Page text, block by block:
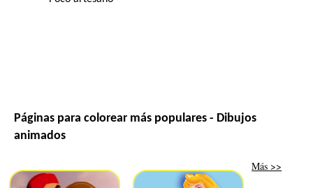
Páginas para colorear más populares - Dibujos
animados
Más >>